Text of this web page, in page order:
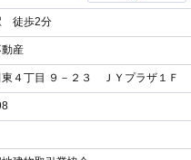
徒歩2分
産
東４丁目 ９－２３ ＪＹプラザ１Ｆ